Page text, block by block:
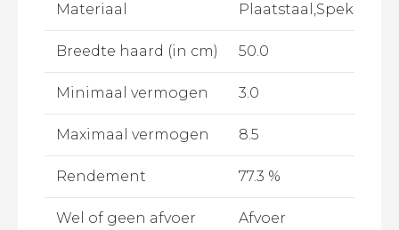
Materiaal Plaatstaal,Speksteen
Breedte haard (in cm) 50.0
Minimaal vermogen 3.0
Maximaal vermogen 8.5
Rendement 77.3 %
Wel of geen afvoer Afvoer